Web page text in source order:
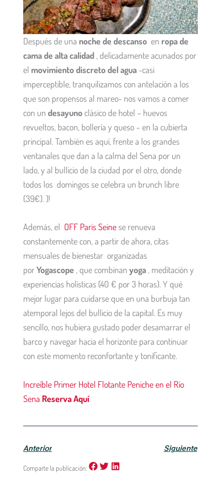
Después de una noche de descanso en ropa de
cama de alta calidad , delicadamente acunados por
el movimiento discreto del agua -casi
imperceptible, tranquilizamos con antelación a los
que son propensos al mareo- nos vamos a comer
con undesayuno clásico de hotel – huevos
revueltos, bacon, bollería y queso – en la cubierta
principal. También es aquí, frente a los grandes
ventanales que dan a la calma del Sena por un
lado, y al bullicio de la ciudad por el otro, donde
todos los domingos se celebra un brunch libre
(39€). )!
Además, el OFF Paris Seinese renueva
constantemente con, a partir de ahora, citas
mensuales de bienestar organizadas
porYogascope , que combinanyoga , meditación y
experiencias holísticas (40 € por 3 horas). Y qué
mejor lugar para cuidarse que en una burbuja tan
atemporal lejos del bullicio de la capital. Es muy
sencillo, nos hubiera gustado poder desamarrar el
barco y navegar hacia el horizonte para continuar
con este momento reconfortante y tonificante.
Increíble Primer Hotel Flotante Peniche en el Río
Sena Reserva Aquí
Anterior Siguiente
Comparte la publicación: